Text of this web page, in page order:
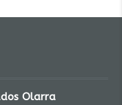
Olarra